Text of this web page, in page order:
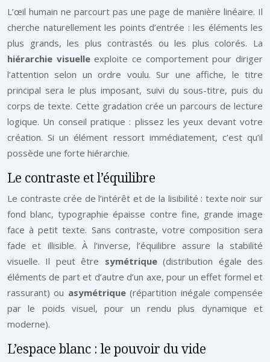
L’œil humain ne parcourt pas une page de manière linéaire. Il
cherche naturellement les points d’entrée : les éléments les
plus grands, les plus contrastés ou les plus colorés. La
hiérarchie visuelleexploite ce comportement pour diriger
l’attention selon un ordre voulu. Sur une affiche, le titre
principal sera le plus imposant, suivi du sous-titre, puis du
corps de texte. Cette gradation crée un parcours de lecture
logique. Un conseil pratique : plissez les yeux devant votre
création. Si un élément ressort immédiatement, c’est qu’il
possède une forte hiérarchie.
Le contraste et l’équilibre
Le contraste crée de l’intérêt et de la lisibilité : texte noir sur
fond blanc, typographie épaisse contre fine, grande image
face à petit texte. Sans contraste, votre composition sera
fade et illisible. À l’inverse, l’équilibre assure la stabilité
visuelle. Il peut être symétrique(distribution égale des
éléments de part et d’autre d’un axe, pour un effet formel et
rassurant) ou asymétrique(répartition inégale compensée
par le poids visuel, pour un rendu plus dynamique et
moderne).
L’espace blanc : le pouvoir du vide